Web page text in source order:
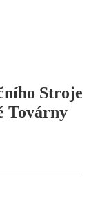
Stroje
Továrny